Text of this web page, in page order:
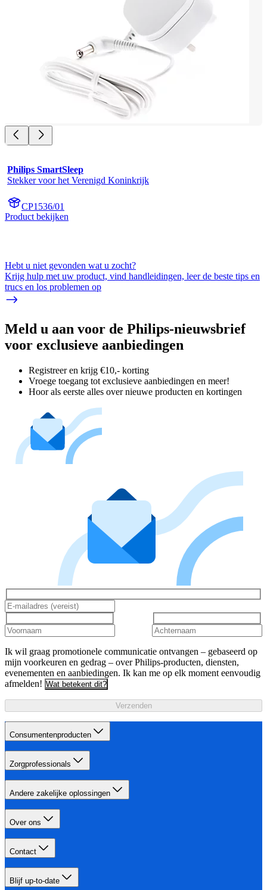
Philips SmartSleep
Stekker voor het Verenigd Koninkrijk
CP1536/01
Product bekijken
Hebt u niet gevonden wat u zocht?
Krijg hulp met uw product, vind handleidingen, leer de beste tips en
trucs en los problemen op
Meld u aan voor de Philips-nieuwsbrief
voor exclusieve aanbiedingen
Registreer en krijg €10,- korting
Vroege toegang tot exclusieve aanbiedingen en meer!
Hoor als eerste alles over nieuwe producten en kortingen
Ik wil graag promotionele communicatie ontvangen – gebaseerd op
mijn voorkeuren en gedrag – over Philips-producten, diensten,
evenementen en aanbiedingen. Ik kan me op elk moment eenvoudig
afmelden! Wat betekent dit?
Verzenden
Consumentenproducten
Zorgprofessionals
Andere zakelijke oplossingen
Over ons
Contact
Blijf up-to-date